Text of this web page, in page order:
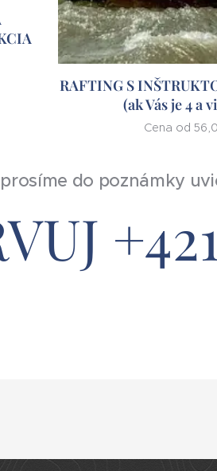
RAFTING S
(ak Vás je 4 a
Cena od
do poznámky